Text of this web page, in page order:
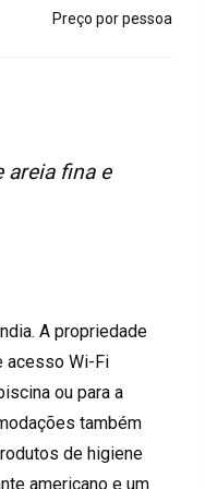
Preço por pessoa
areia fina e
A propriedade
acesso Wi-Fi
ou para a
também
de higiene
americano e um